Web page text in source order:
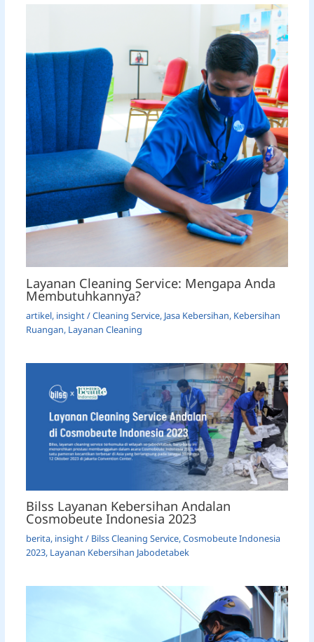
Layanan Cleaning Service: Mengapa Anda
Membutuhkannya?
artikel, insight/Cleaning Service, Jasa Kebersihan, Kebersihan
Ruangan, Layanan Cleaning
Bilss Layanan Kebersihan Andalan
Cosmobeute Indonesia 2023
berita, insight/ Bilss Cleaning Service,Cosmobeute Indonesia
2023, Layanan Kebersihan Jabodetabek